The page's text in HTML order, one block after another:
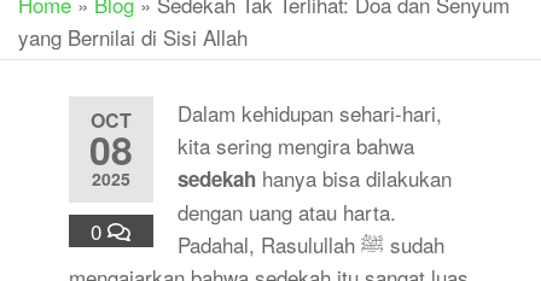
yang Bernilai di Sisi Allah
OCT
08
2025
0
Dalam kehidupan sehari-hari,
kita sering mengira bahwa
sedekahhanya bisa dilakukan
dengan uang atau harta.
Padahal, Rasulullah ﷺ sudah